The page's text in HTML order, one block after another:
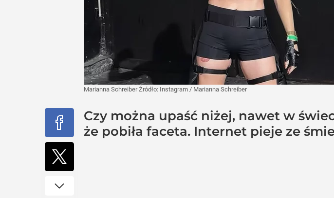
Marianna SchreiberŹródło: Instagram / Marianna Schreiber
Czy można upaść niżej, nawet w
że pobiła faceta. Internet pieje ze